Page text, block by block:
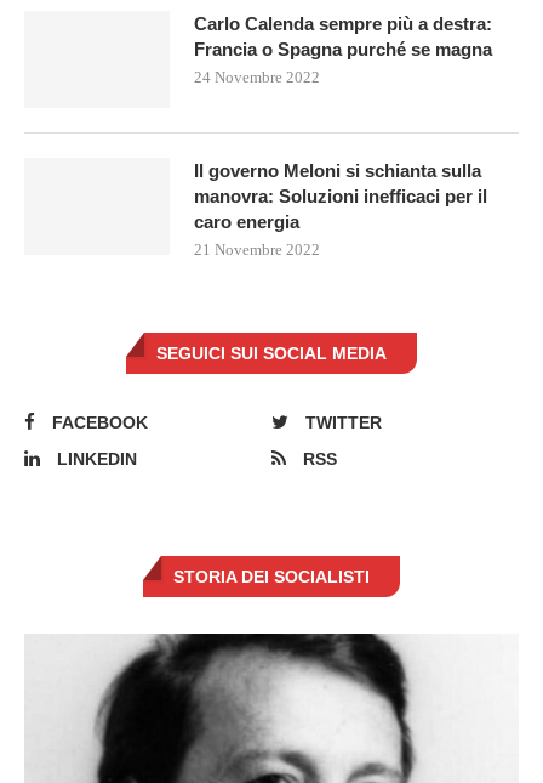
Carlo Calenda sempre più a destra:
Francia o Spagna purché se magna
24 Novembre 2022
Il governo Meloni si schianta sulla
manovra: Soluzioni inefficaci per il
caro energia
21 Novembre 2022
SEGUICI SUI SOCIAL MEDIA
FACEBOOK
TWITTER
LINKEDIN
RSS
STORIA DEI SOCIALISTI